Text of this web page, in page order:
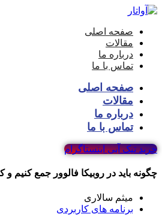
صفحه اصلی
مقالات
درباره ما
تماس با ما
صفحه اصلی
مقالات
درباره ما
تماس با ما
خرید تیک آبی اینستاگرام
چگونه باید در روبیکا فالوور جمع کنیم
میثم سالاری
برنامه های کاربردی